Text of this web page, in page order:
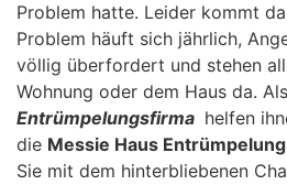
Problem hatte. Leider kommt
Problem häuft sich jährlich,
völlig überfordert und stehen
Wohnung oder dem Haus da. Als
Entrümpelungsfirma helfen
die Messie Haus
Sie mit dem hinterbliebenen